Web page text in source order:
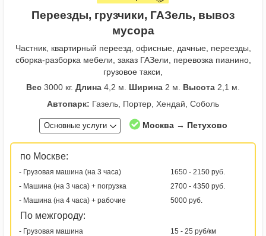
Переезды, грузчики, ГАЗель, вывоз
мусора
Частник, квартирный переезд, офисные, дачные, переезды,
сборка-разборка мебели, заказ ГАЗели, перевозка пианино,
грузовое такси,
Вес 3000 кг. Длина 4,2 м. Ширина 2 м. Высота 2,1 м.
Автопарк: Газель, Портер, Хендай, Соболь
Основные услуги Москва → Петухово
по Москве:
- Грузовая машина (на 3 часа)
1650 - 2150 руб.
- Машина (на 3 часа) + погрузка
2700 - 4350 руб.
- Машина (на 4 часа) + рабочие
5000 руб.
По межгороду:
- Грузовая машина 15 - 25 руб/км